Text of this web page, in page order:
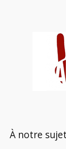
À notre sujet